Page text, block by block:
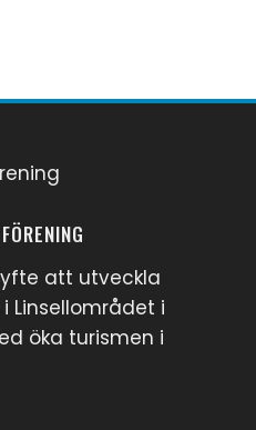
att utveckla
Linsellområdet i
öka turismen i